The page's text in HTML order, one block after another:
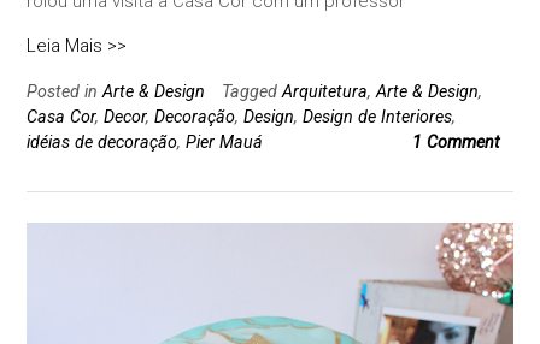
Leia Mais >>
Posted in Arte & Design Tagged Arquitetura, Arte & Design,
Casa Cor, Decor, Decoração, Design, Design de Interiores,
idéias de decoração, Pier Mauá 1 Comment